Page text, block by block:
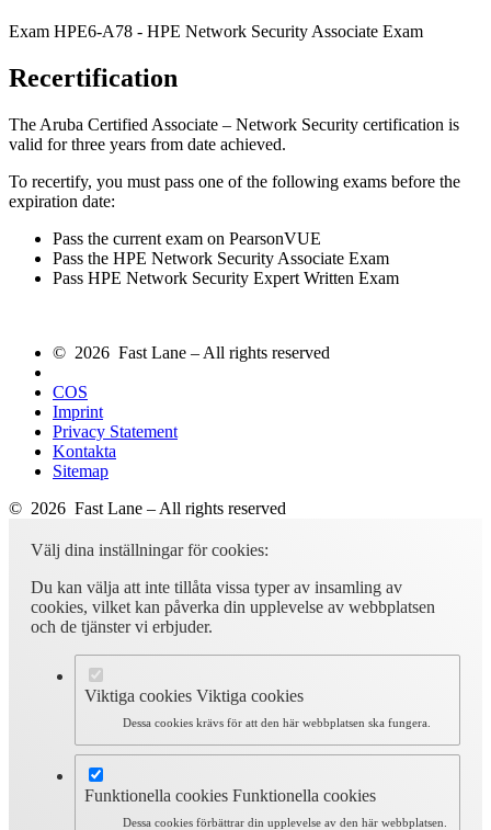
Exam HPE6-A78 - HPE Network Security Associate Exam
Recertification
The Aruba Certified Associate – Network Security certification is
valid for three years from date achieved.
To recertify, you must pass one of the following exams before the
expiration date:
Pass the current exam on PearsonVUE
Pass the HPE Network Security Associate Exam
Pass HPE Network Security Expert Written Exam
© 2026 Fast Lane – All rights reserved
COS
Imprint
Privacy Statement
Kontakta
Sitemap
© 2026 Fast Lane – All rights reserved
Välj dina inställningar för cookies:
Du kan välja att inte tillåta vissa typer av insamling av
cookies, vilket kan påverka din upplevelse av webbplatsen
och de tjänster vi erbjuder.
Viktiga cookies Viktiga cookies
Dessa cookies krävs för att den här webbplatsen ska fungera.
Funktionella cookies Funktionella cookies
Dessa cookies förbättrar din upplevelse av den här webbplatsen.